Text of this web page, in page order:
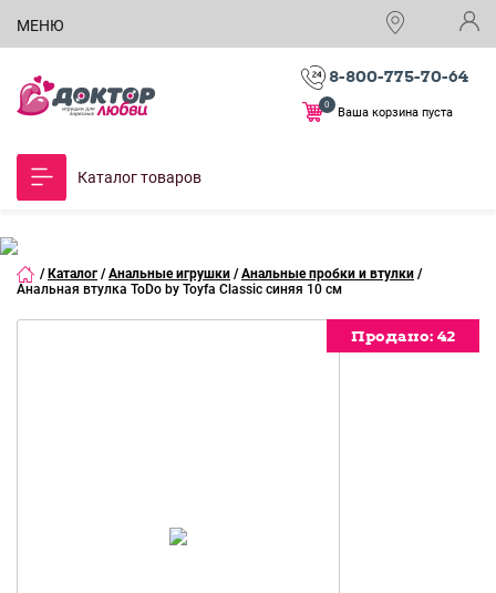
МЕНЮ
8-800-775-70-64
Ваша корзина пуста
0
Каталог товаров
/ Каталог / Анальные игрушки / Анальные пробки и втулки /
Анальная втулка ToDo by Toyfa Сlassic синяя 10 см
Продано: 42
Продано: 42
Продано: 42
Продано: 42
Продано: 42
Продано: 42
Продано: 42
Продано: 42